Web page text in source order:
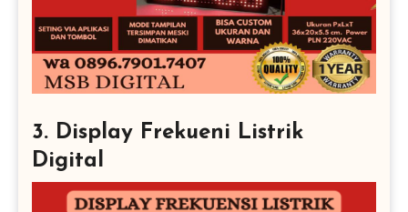
3. Display Frekueni Listrik
Digital